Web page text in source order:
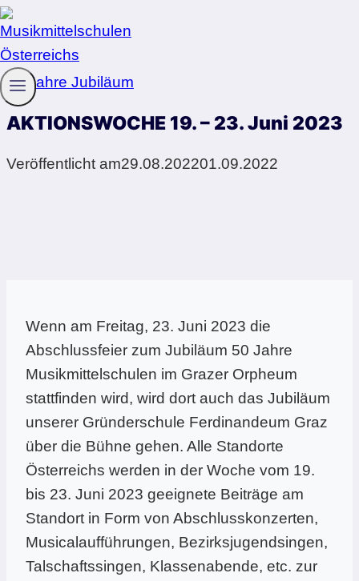
Zum
Inhalt
springen
50 Jahre Jubiläum
AKTIONSWOCHE 19. – 23. Juni 2023
Veröffentlicht am29.08.202201.09.2022
Wenn am Freitag, 23. Juni 2023 die
Abschlussfeier zum Jubiläum 50 Jahre
Musikmittelschulen im Grazer Orpheum
stattfinden wird, wird dort auch das Jubiläum
unserer Gründerschule Ferdinandeum Graz
über die Bühne gehen. Alle Standorte
Österreichs werden in der Woche vom 19.
bis 23. Juni 2023 geeignete Beiträge am
Standort in Form von Abschlusskonzerten,
Musicalaufführungen, Bezirksjugendsingen,
Talschaftssingen, Klassenabende, etc. zur